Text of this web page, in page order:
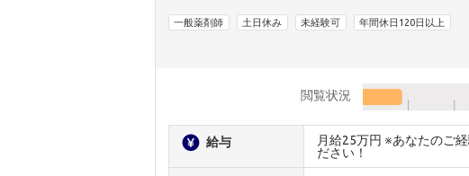
一般薬剤師 土日休み 未経験可 年間休日120日以上
閲覧状況
給与
月給25万円 ※あなたのご
ださい！